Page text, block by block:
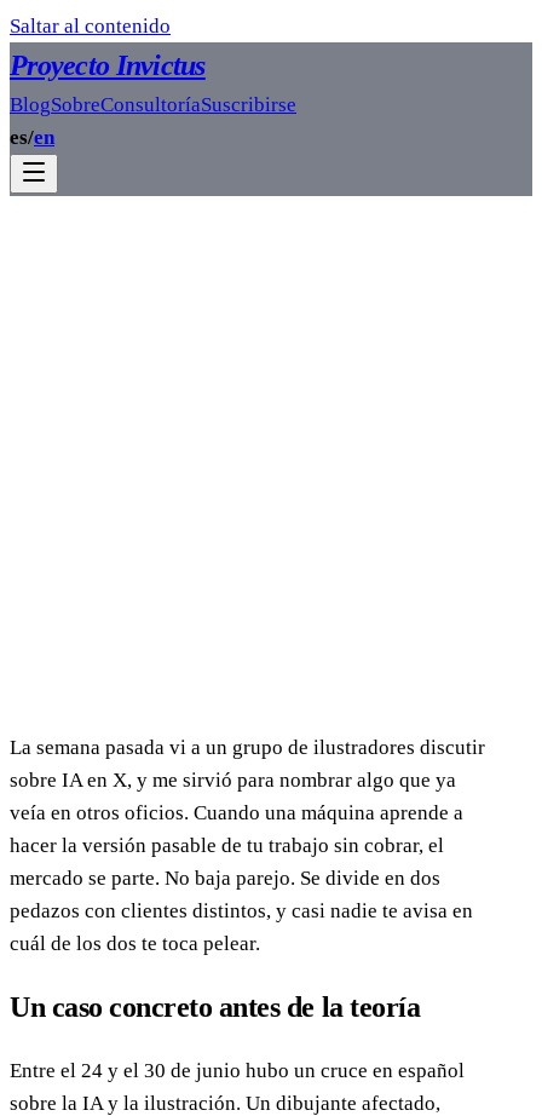
Saltar al contenido
Proyecto Invictus
BlogSobreConsultoríaSuscribirse
es/en
La semana pasada vi a un grupo de ilustradores discutir
sobre IA en X, y me sirvió para nombrar algo que ya
veía en otros oficios. Cuando una máquina aprende a
hacer la versión pasable de tu trabajo sin cobrar, el
mercado se parte. No baja parejo. Se divide en dos
pedazos con clientes distintos, y casi nadie te avisa en
cuál de los dos te toca pelear.
Un caso concreto antes de la teoría
Entre el 24 y el 30 de junio hubo un cruce en español
sobre la IA y la ilustración. Un dibujante afectado,